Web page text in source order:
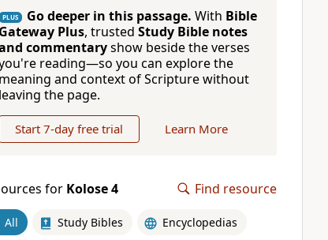
PLUS Go deeper in this passage. With Bible
Gateway Plus, trusted Study Bible notes
commentaryshow beside the verses
reading—so you can explore the
meaning and context of Scripture without
leaving the page.
Start 7-day free trial Learn More
for Kolose 4 Find resource
All Study Bibles Encyclopedias